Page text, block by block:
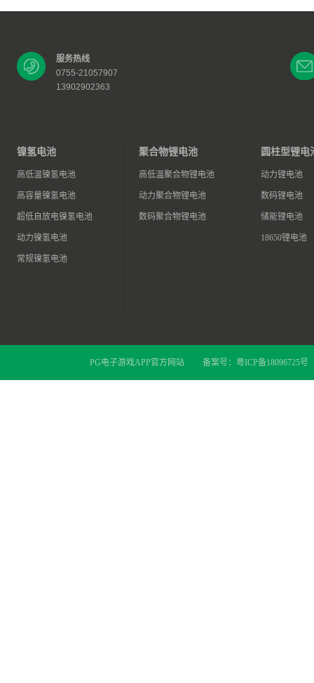
服务热线
0755-21057907
13902902363
镍氢电池
高低温镍氢电池
高容量镍氢电池
超低自放电镍氢电池
动力镍氢电池
常规镍氢电池
聚合物锂电池
高低温聚合物锂电池
动力聚合物锂电池
数码聚合物锂电池
圆柱型锂电
动力锂电池
数码锂电池
储能锂电池
18650锂电池
PG电子游戏APP官方网站 备案号： 粤ICP备18096725号